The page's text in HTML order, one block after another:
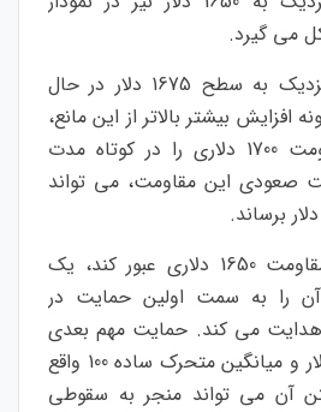
مقاومت مهم بعدی نزدیک به سطح 1675 دلار در حال
بیشتر بالاتر از این مانع،
مسیر رسیدن به مقاومت 1700 دلاری را در کوتاه مدت
صعودی این مقاومت، می تواند
اگر اتریوم نتواند از مقاومت 1650 دلاری عبور کند، یک
را به سمت اولین حمایت در
تراز 1610 دلار هدایت می کند. حمایت مهم بعدی
نزدیک به تراز 1585 دلار و میانگین متحرک ساده 100 واقع
آن می تواند منجر به سقوطی